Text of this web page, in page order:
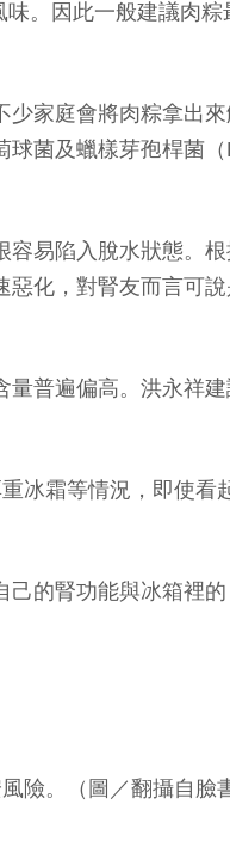
。因此一般建議肉
家庭會將肉粽拿出
菌及蠟樣芽孢桿菌
易陷入脫水狀態。
化，對腎友而言可
普遍偏高。洪永祥
冰霜等情況，即使看
的腎功能與冰箱裡
險。（圖／翻攝自臉